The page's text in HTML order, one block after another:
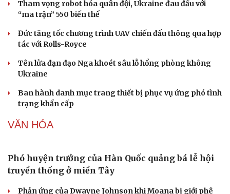
Cây thuốc
Sản phụ khoa
Nhi khoa
Nam khoa
Phòng mạch online
Ăn sạch sống khỏe
Blog
Giá xăng dầu hôm nay 8/8: Giá dầu giảm khi có tín
hiệu mở lại eo biển Hormuz
Tỷ giá USD hôm nay 8/8: Giá bán USD hạ xuống còn
lại tăng